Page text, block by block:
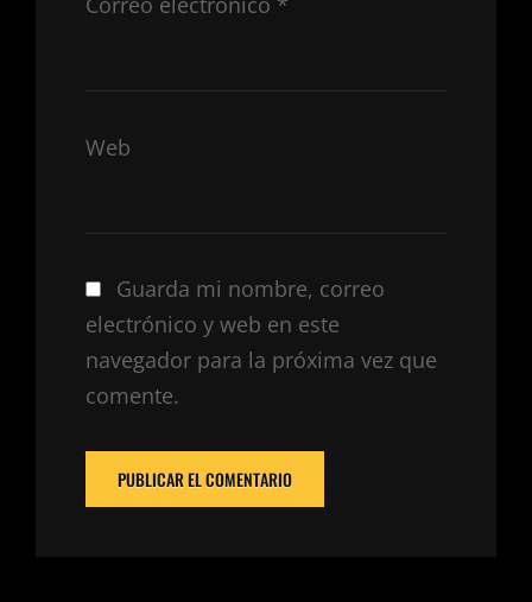
Web
Guarda mi nombre, correo
electrónico y web en este
navegador para la próxima vez que
comente.